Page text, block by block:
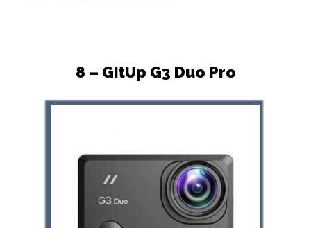
8 – GitUp G3 Duo Pro